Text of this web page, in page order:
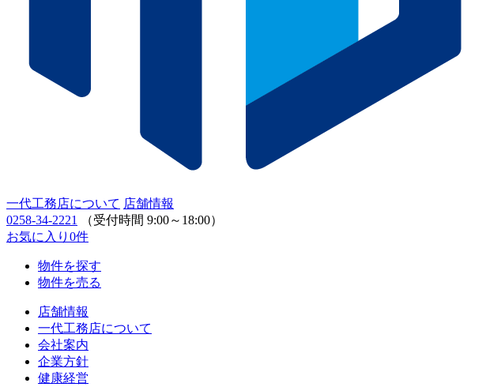
一代工務店について 店舗情報
0258-34-2221
（受付時間 9:00～18:00）
お気に入り 0件
物件を探す
物件を売る
店舗情報
一代工務店について
会社案内
企業方針
健康経営